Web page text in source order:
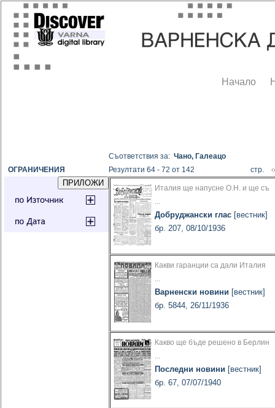
Начало
ОГРАНИЧЕНИЯ
Съответствия за:Чано, Галеацо
Резултати 64 - 72 от 142
стр.
Италия ще напусне О.Н. и ще съ
...
Добруджански глас [вестник]
бр. 207, 08/10/1936
Какви гаранции са дали Италия
...
Варненски новини [вестник]
бр. 5844, 26/11/1936
Какво ще бъде решено в Берлин
...
Последни новини [вестник]
бр. 67, 07/07/1940